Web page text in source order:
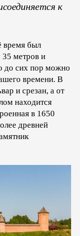
к
время был
метров и
до сих пор можно
времени. В
и срезан, а от
находится
в 1650
древней